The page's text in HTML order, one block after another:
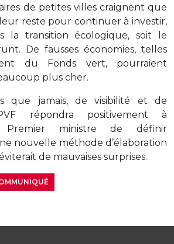
de petites villes craignent que
reste pour continuer à investir,
la transition écologique, soit le
De fausses économies, telles
du Fonds vert, pourraient
plus cher.
que jamais, de visibilité et de
répondra positivement à
Premier ministre de définir
nouvelle méthode d’élaboration
de mauvaises surprises.